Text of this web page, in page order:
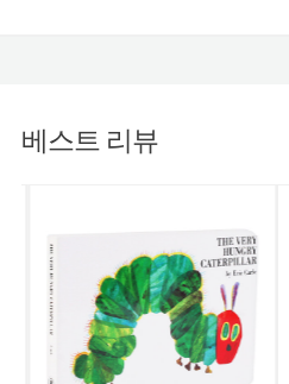
베스트 리뷰